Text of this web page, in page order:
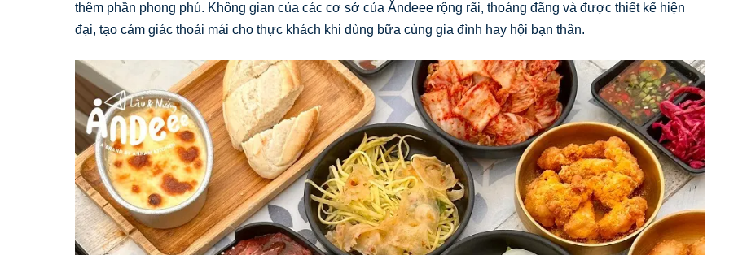
thêm phần phong phú. Không gian của các cơ sở của Ăndeee rộng rãi, thoáng đãng và được thiết kế hiện
đại, tạo cảm giác thoải mái cho thực khách khi dùng bữa cùng gia đình hay hội bạn thân.